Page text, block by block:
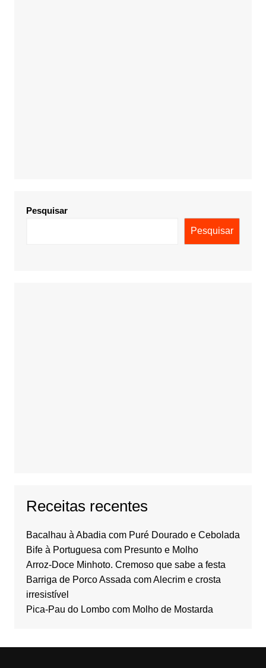
Pesquisar
Pesquisar
Receitas recentes
Bacalhau à Abadia com Puré Dourado e Cebolada
Bife à Portuguesa com Presunto e Molho
Arroz-Doce Minhoto. Cremoso que sabe a festa
Barriga de Porco Assada com Alecrim e crosta
irresistível
Pica-Pau do Lombo com Molho de Mostarda